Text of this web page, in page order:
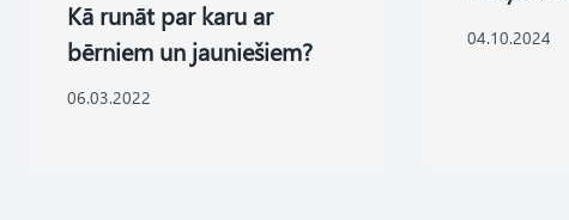
Kā runāt par karu ar
bērniem un jauniešiem?
06.03.2022
04.10.2024